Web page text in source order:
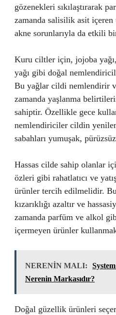
gözenekleri sıkılaştırarak
zamanda salisilik asit
akne sorunlarıyla da etkili
Kuru ciltler için, jojoba
yağı gibi doğal
Bu yağlar cildi nemlendirir
zamanda yaşlanma
sahiptir. Özellikle gece
nemlendiriciler cildin
sabahları yumuşak,
Hassas cilde sahip olanlar
özleri gibi rahatlatıcı ve
ürünler tercih edilmelidir.
kızarıklığı azaltır ve
zamanda parfüm ve alkol
içermeyen ürünler
NERENİN MALI:
Nerenin Markasıdır?
Doğal güzellik ürünleri